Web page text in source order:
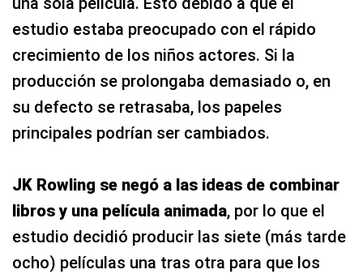
estudio estaba preocupado con el rápido
crecimiento de los niños actores. Si la
producción se prolongaba demasiado o, en
su defecto se retrasaba, los papeles
principales podrían ser cambiados.
JK Rowling se negó a las ideas de combinar
libros y una película animada, por lo que el
estudio decidió producir las siete (más tarde
ocho) películas una tras otra para que los